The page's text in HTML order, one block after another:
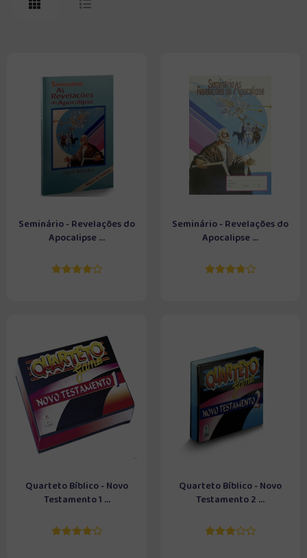
Seminário - Revelações do
Apocalipse ...
Seminário - Revelações do
Apocalipse ...
Quarteto Bíblico - Novo
Testamento 1 ...
Quarteto Bíblico - Novo
Testamento 2 ...